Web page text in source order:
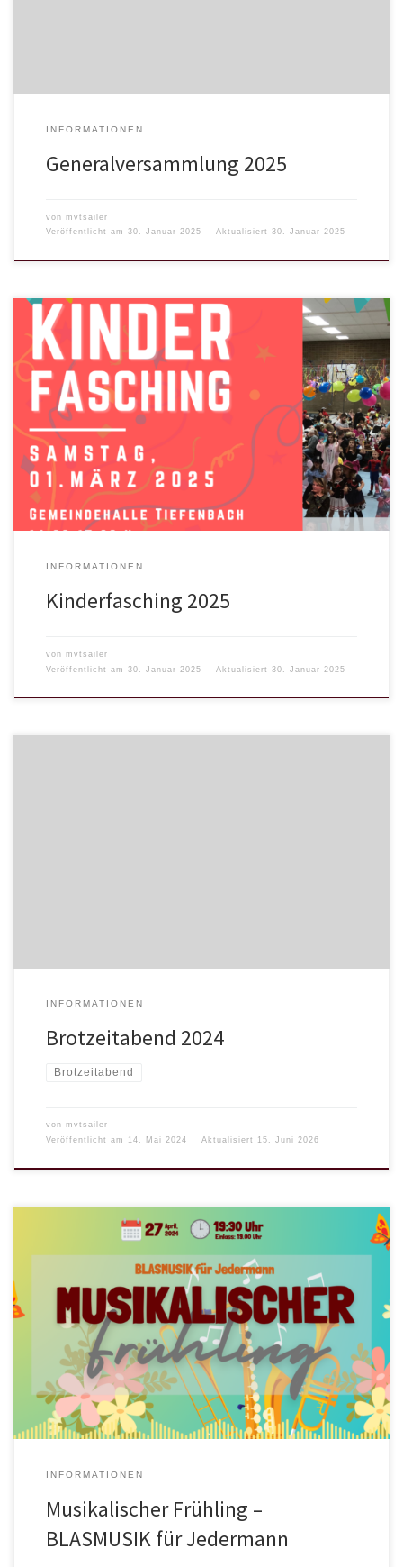
INFORMATIONEN
Generalversammlung 2025
von mvtsailer
Veröffentlicht am 30. Januar 2025 Aktualisiert 30. Januar 2025
INFORMATIONEN
Kinderfasching 2025
von mvtsailer
Veröffentlicht am 30. Januar 2025 Aktualisiert 30. Januar 2025
INFORMATIONEN
Brotzeitabend 2024
Brotzeitabend
von mvtsailer
Veröffentlicht am
14. Mai 2024 Aktualisiert 15. Juni 2026
INFORMATIONEN
Musikalischer Frühling –
BLASMUSIK für Jedermann